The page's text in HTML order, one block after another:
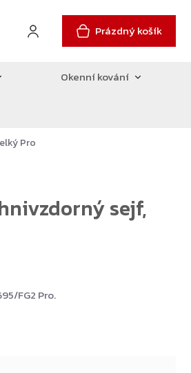
Prázdný košík
Okenní kování
Pro
sejf,
FG2 Pro.